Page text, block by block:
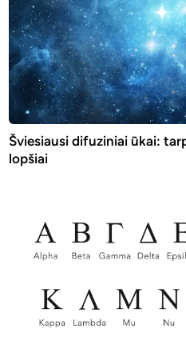
Šviesiausi difuziniai ūkai:
lopšiai